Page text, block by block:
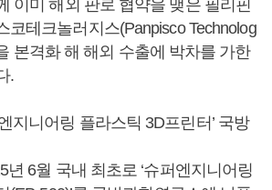
이미 해외 판로 협약을 맺은 필리핀
코테크놀러지스(Panpisco Technolog
본격화 해 해외 수출에 박차를 가한
.
지니어링 플라스틱 3D프린터’ 국방
년 6월 국내 최초로 ‘슈퍼엔지니어링